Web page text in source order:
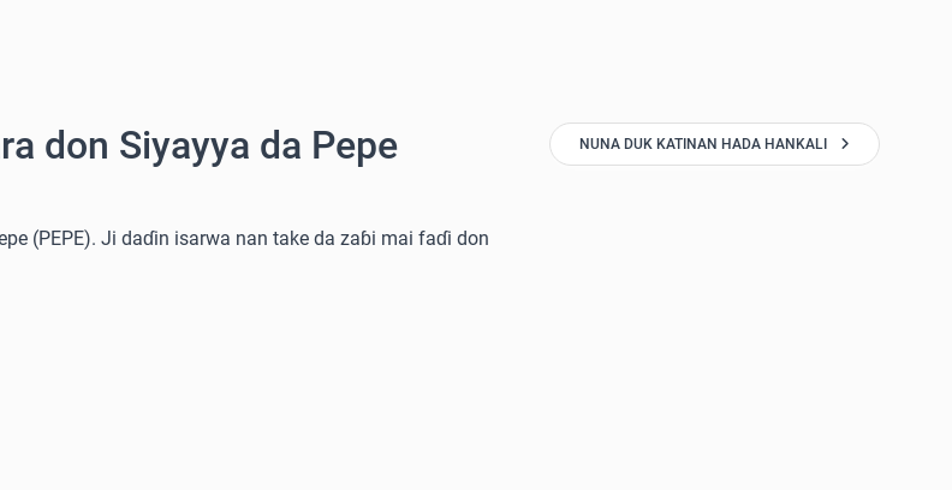
don Siyayya da Pepe
(PEPE). Ji daɗin isarwa nan take da zaɓi mai faɗi don
NUNA DUK KATINAN HADA HANKALI